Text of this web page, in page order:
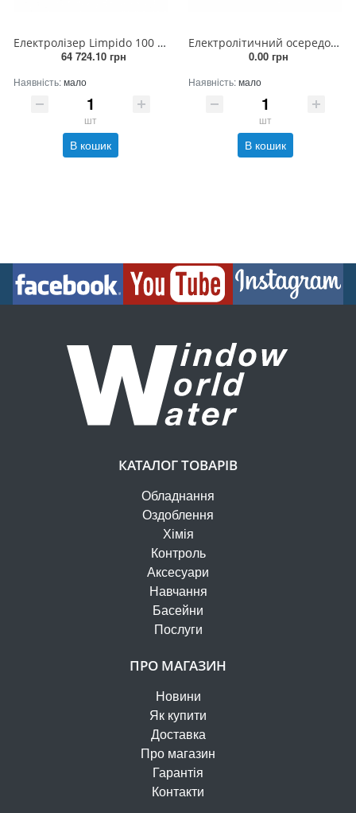
Електролізер Limpido 100 (100Вт, 230В, до 100м³)
64 724.10 грн
Наявність:мало
шт
В кошик
Електролітичний осередок 160 CCEI (змінний Limpido)
0.00 грн
Наявність:мало
шт
В кошик
КАТАЛОГ ТОВАРІВ
Обладнання
Оздоблення
Хімія
Контроль
Аксесуари
Навчання
Басейни
Послуги
ПРО МАГАЗИН
Новини
Як купити
Доставка
Про магазин
Гарантія
Контакти